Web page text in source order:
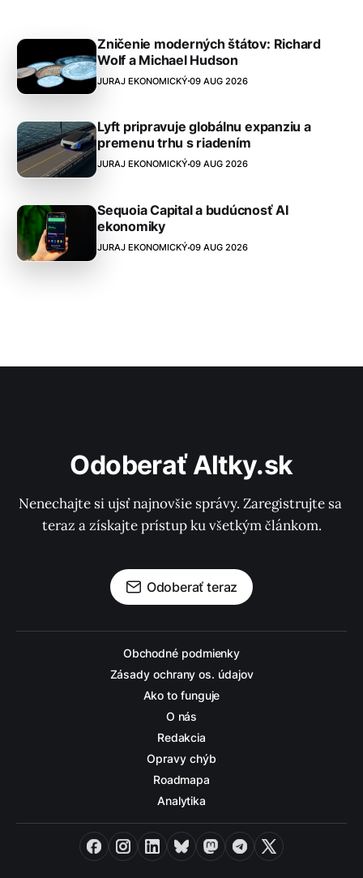
Zničenie moderných štátov: Richard
Wolf a Michael Hudson
JURAJ EKONOMICKÝ 09 AUG 2026
Lyft pripravuje globálnu expanziu a
premenu trhu s riadením
JURAJ EKONOMICKÝ 09 AUG 2026
Sequoia Capital a budúcnosť AI
ekonomiky
JURAJ EKONOMICKÝ 09 AUG 2026
Odoberať Altky.sk
Nenechajte si ujsť najnovšie správy. Zaregistrujte sa
teraz a získajte prístup ku všetkým článkom.
Odoberať teraz
Obchodné podmienky
Zásady ochrany os. údajov
Ako to funguje
O nás
Redakcia
Opravy chýb
Roadmapa
Analytika
FacebookInstagramLinkedInBlueskyMastodon
Telegram
X